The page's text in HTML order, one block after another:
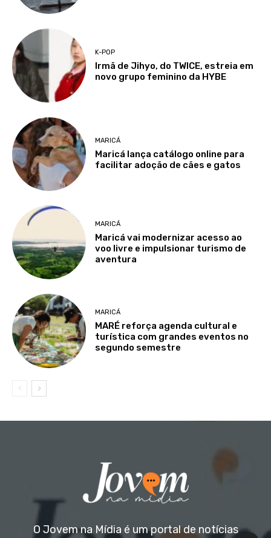
K-POP
Irmã de Jihyo, do TWICE, estreia em
novo grupo feminino da HYBE
MARICÁ
Maricá lança catálogo online para
facilitar adoção de cães e gatos
MARICÁ
Maricá vai modernizar acesso ao
voo livre e impulsionar turismo de
aventura
MARICÁ
MARÉ reforça agenda cultural e
turística com grandes eventos no
segundo semestre
O Jovem na Mídia é um portal de notícias